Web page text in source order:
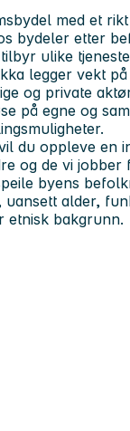
med et
bydeler etter
ulike
legger vekt
og private
på egne og
du oppleve en
og de vi jobber
byens
alder,
etnisk bakgrunn.